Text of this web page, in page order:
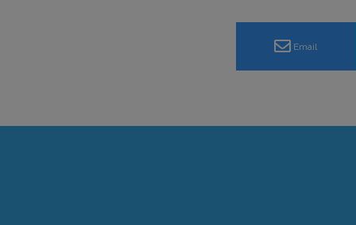
Email